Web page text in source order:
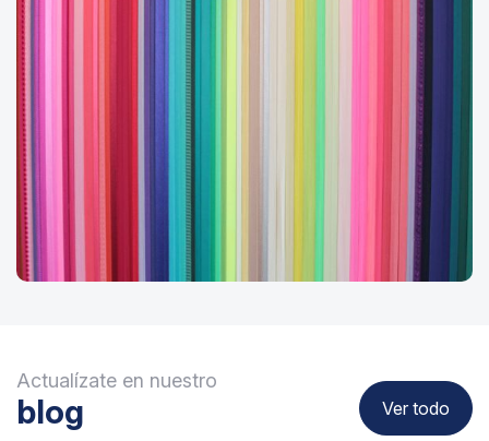
Actualízate en nuestro
blog Ver todo